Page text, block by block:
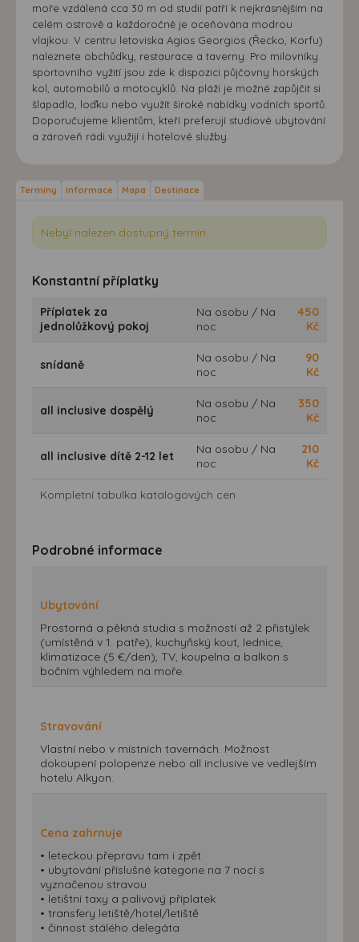
moře vzdálená cca 30 m od studií patří k nejkrásnějším na
celém ostrově a každoročně je oceňována modrou
vlajkou. V centru letoviska Agios Georgios (Řecko, Korfu)
naleznete obchůdky, restaurace a taverny. Pro milovníky
sportovního vyžití jsou zde k dispozici půjčovny horských
kol, automobilů a motocyklů. Na pláži je možné zapůjčit si
šlapadlo, loďku nebo využít široké nabídky vodních sportů.
Doporučujeme klientům, kteří preferují studiové ubytování
a zároveň rádi využijí i hotelové služby.
Termíny Informace Mapa Destinace
Nebyl nalezen dostupný termín.
Konstantní příplatky
Příplatek za
jednolůžkový pokoj
Na osobu / Na
noc
450
Kč
snídaně
Na osobu / Na
noc
90
Kč
all inclusive dospělý
Na osobu / Na
noc
350
Kč
all inclusive dítě 2-12 let
Na osobu / Na
noc
210
Kč
Kompletní tabulka katalogových cen
Podrobné informace
Ubytování
Prostorná a pěkná studia s možností až 2 přistýlek
(umístěná v 1. patře), kuchyňský kout, lednice,
klimatizace (5 €/den), TV, koupelna a balkon s
bočním výhledem na moře.
Stravování
Vlastní nebo v místních tavernách. Možnost
dokoupení polopenze nebo all inclusive ve vedlejším
hotelu Alkyon.
Cena zahrnuje
• leteckou přepravu tam i zpět
• ubytování příslušné kategorie na 7 nocí s
vyznačenou stravou
• letištní taxy a palivový příplatek
• transfery letiště/hotel/letiště
• činnost stálého delegáta